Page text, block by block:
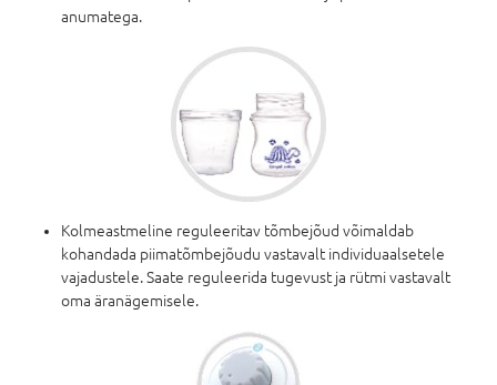
anumatega.
Kolmeastmeline reguleeritav tõmbejõud võimaldab
kohandada piimatõmbejõudu vastavalt individuaalsetele
vajadustele. Saate reguleerida tugevust ja rütmi vastavalt
oma äranägemisele.